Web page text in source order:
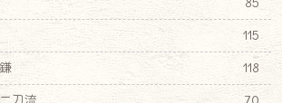
115
118